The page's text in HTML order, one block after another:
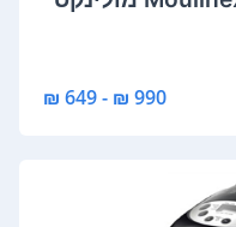
990 ₪ - 649 ₪